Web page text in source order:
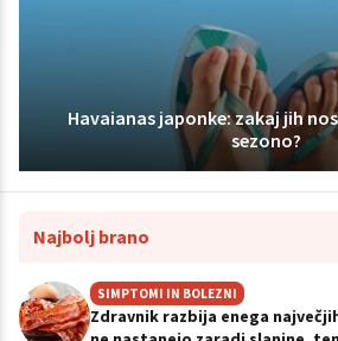
Havaianas japonke: zakaj jih
sezono?
Najbolj brano
SIMPTOMI IN BOLEZNI
Zdravnik razbija enega